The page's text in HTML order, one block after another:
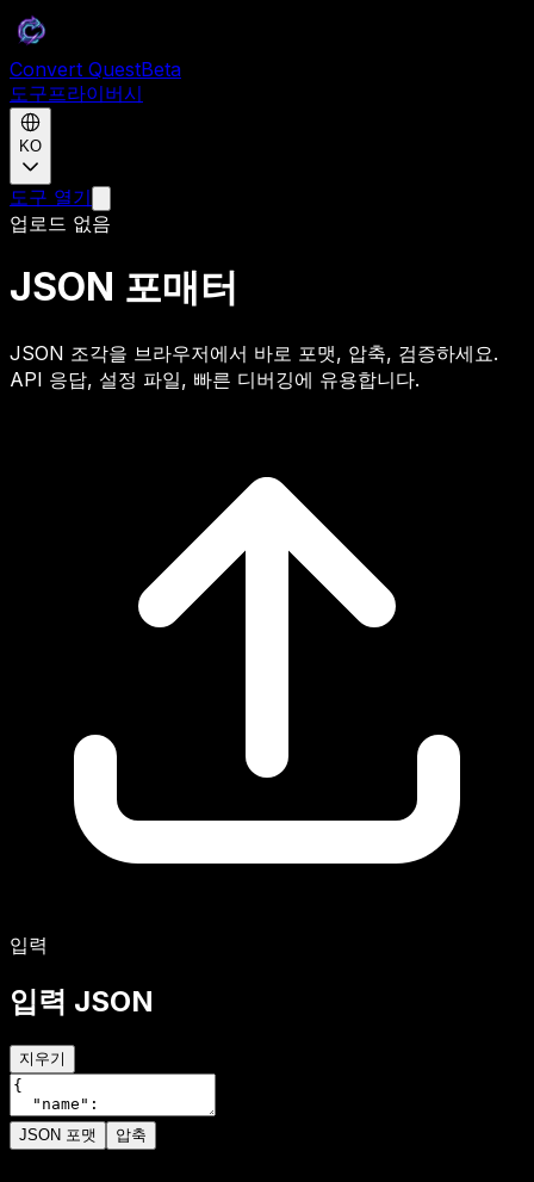
Convert QuestBeta
도구프라이버시
KO
도구 열기
업로드 없음
JSON 포매터
JSON 조각을 브라우저에서 바로 포맷, 압축, 검증하세요.
API 응답, 설정 파일, 빠른 디버깅에 유용합니다.
입력
입력 JSON
지우기
JSON 포맷 압축